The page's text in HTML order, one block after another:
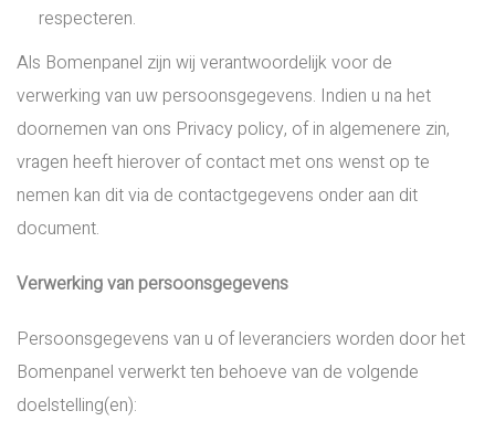
respecteren.
Als Bomenpanel zijn wij verantwoordelijk voor de
verwerking van uw persoonsgegevens. Indien u na het
doornemen van ons Privacy policy, of in algemenere zin,
vragen heeft hierover of contact met ons wenst op te
nemen kan dit via de contactgegevens onder aan dit
document.
Verwerking van persoonsgegevens
Persoonsgegevens van u of leveranciers worden door het
Bomenpanel verwerkt ten behoeve van de volgende
doelstelling(en):